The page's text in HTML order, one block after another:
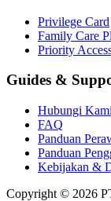
Privilege Card
Family Care
Priority
Guides &
Hubungi Kami
FAQ
Panduan
Panduan
Kebijakan &
Copyright © 2026